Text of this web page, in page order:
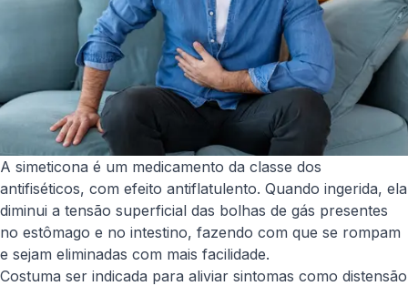
A simeticona é um medicamento da classe dos
antifiséticos, com efeito antiflatulento. Quando ingerida, ela
diminui a tensão superficial das bolhas de gás presentes
no estômago e no intestino, fazendo com que se rompam
e sejam eliminadas com mais facilidade.
Costuma ser indicada para aliviar sintomas como distensão